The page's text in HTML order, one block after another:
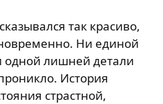
так красиво,
Ни единой
одной лишней детали
История
страстной,